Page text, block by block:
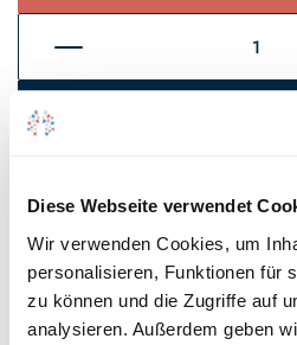
Diese Webseite verwendet
Wir verwenden Cookies, um
personalisieren, Funktionen für
zu können und die Zugriffe auf
analysieren. Außerdem geben
Auf den
* Gilt für Lieferungen innerhalb
Länder entnehmen Sie bitte unseren